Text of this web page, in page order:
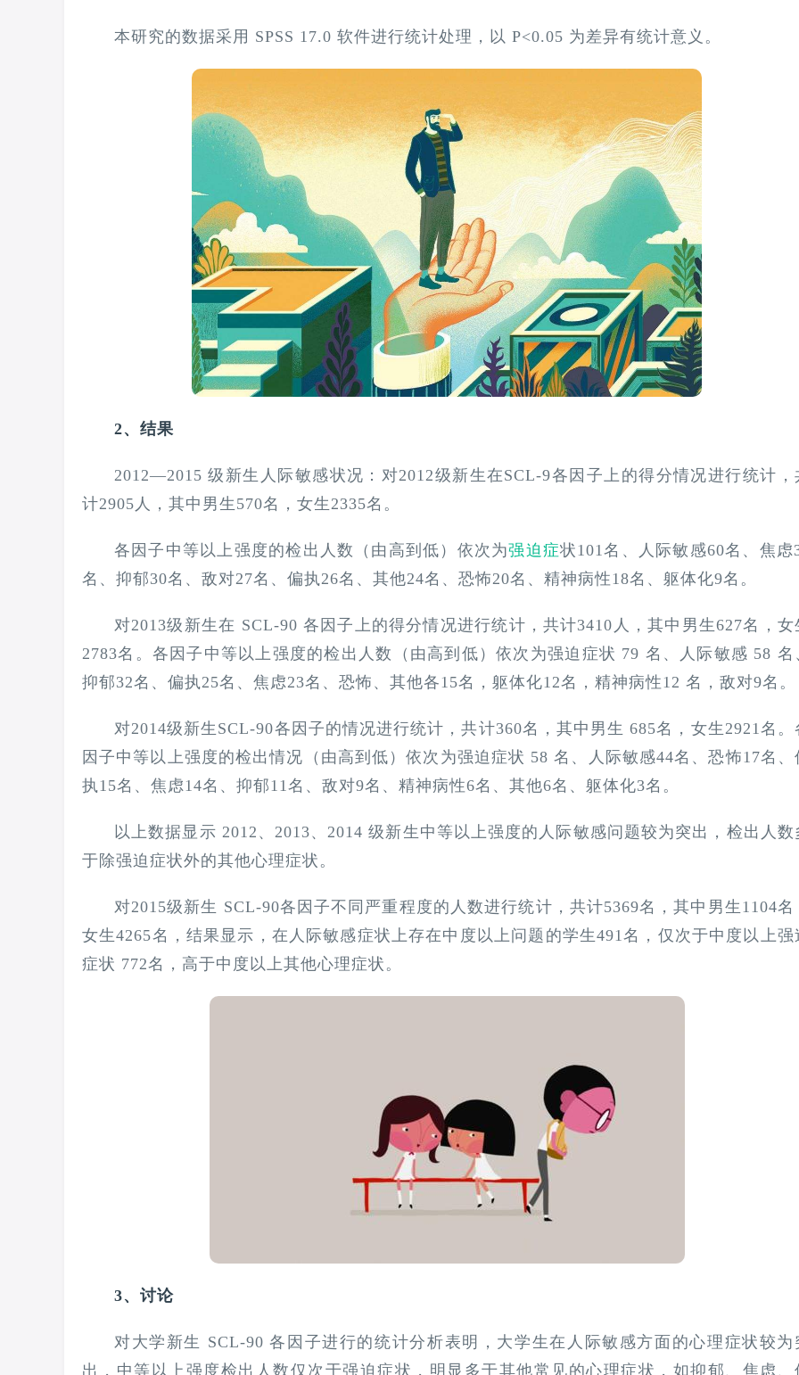
本研究的数据采用 SPSS 17.0 软件进行统计处理，以 P<0.05 为差异有统计意义。
2、结果
2012—2015 级新生人际敏感状况：对2012级新生在SCL-9各因子上的得分情况进行统计，
计2905人，其中男生570名，女生2335名。
各因子中等以上强度的检出人数（由高到低）依次为强迫症状101名、人际敏感60名、焦虑
名、抑郁30名、敌对27名、偏执26名、其他24名、恐怖20名、精神病性18名、躯体化9名。
对2013级新生在 SCL-90 各因子上的得分情况进行统计，共计3410人，其中男生627名，女
2783名。各因子中等以上强度的检出人数（由高到低）依次为强迫症状 79 名、人际敏感 58 名
抑郁32名、偏执25名、焦虑23名、恐怖、其他各15名，躯体化12名，精神病性12 名，敌对9名。
对2014级新生SCL-90各因子的情况进行统计，共计360名，其中男生 685名，女生2921名。
因子中等以上强度的检出情况（由高到低）依次为强迫症状 58 名、人际敏感44名、恐怖17名、
执15名、焦虑14名、抑郁11名、敌对9名、精神病性6名、其他6名、躯体化3名。
以上数据显示 2012、2013、2014 级新生中等以上强度的人际敏感问题较为突出，检出人数
于除强迫症状外的其他心理症状。
对2015级新生 SCL-90各因子不同严重程度的人数进行统计，共计5369名，其中男生1104名
女生4265名，结果显示，在人际敏感症状上存在中度以上问题的学生491名，仅次于中度以上强
症状 772名，高于中度以上其他心理症状。
3、讨论
对大学新生 SCL-90 各因子进行的统计分析表明，大学生在人际敏感方面的心理症状较为
出，中等以上强度检出人数仅次于强迫症状，明显多于其他常见的心理症状，如抑郁、焦虑、